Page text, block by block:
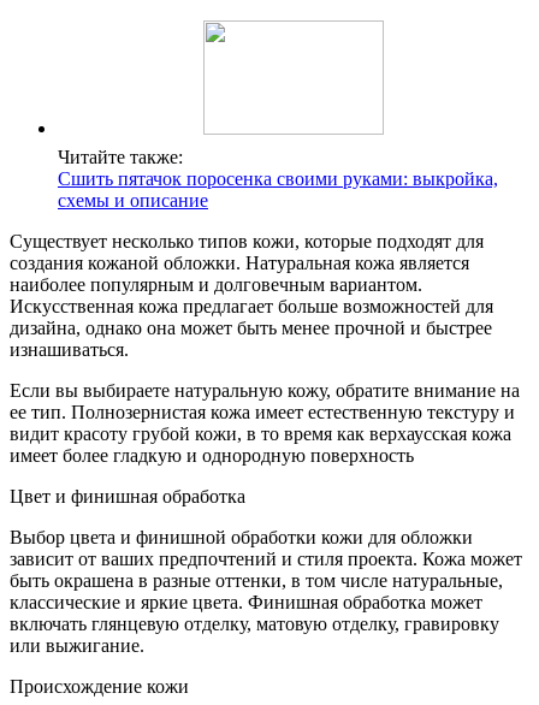
Читайте также:
Сшить пятачок поросенка своими руками: выкройка,
схемы и описание
Существует несколько типов кожи, которые подходят для
создания кожаной обложки. Натуральная кожа является
наиболее популярным и долговечным вариантом.
Искусственная кожа предлагает больше возможностей для
дизайна, однако она может быть менее прочной и быстрее
изнашиваться.
Если вы выбираете натуральную кожу, обратите внимание на
ее тип. Полнозернистая кожа имеет естественную текстуру и
видит красоту грубой кожи, в то время как верхаусская кожа
имеет более гладкую и однородную поверхность
Цвет и финишная обработка
Выбор цвета и финишной обработки кожи для обложки
зависит от ваших предпочтений и стиля проекта. Кожа может
быть окрашена в разные оттенки, в том числе натуральные,
классические и яркие цвета. Финишная обработка может
включать глянцевую отделку, матовую отделку, гравировку
или выжигание.
Происхождение кожи